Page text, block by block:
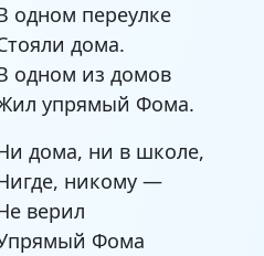
одном переулке
дома.
одном из домов
упрямый Фома.
дома, ни в школе,
никому —
верил
Фома